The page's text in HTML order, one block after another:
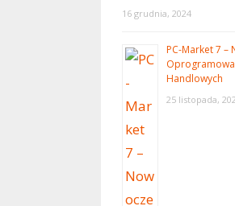
16 grudnia, 2024
PC-Market 7 –
Handlowych
25 listopada,